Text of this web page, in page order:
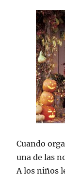
Cuando
una de las
A los niños